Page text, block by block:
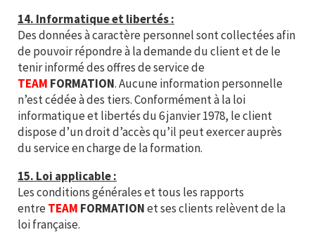
14. Informatique et libertés :
Des données à caractère personnel sont collectées afin
de pouvoir répondre à la demande du client et de le
tenir informé des offres de service de
TEAM FORMATION. Aucune information personnelle
n’est cédée à des tiers. Conformément à la loi
informatique et libertés du 6 janvier 1978, le client
dispose d’un droit d’accès qu’il peut exercer auprès
du service en charge de la formation.
15. Loi applicable :
Les conditions générales et tous les rapports
entreTEAM FORMATIONet ses clients relèvent de la
loi française.